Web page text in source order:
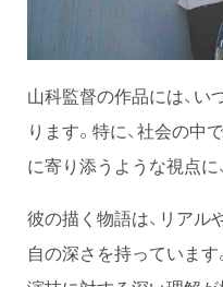
山科監督の作品には、
ります。特に、社会の中
に寄り添うような視点に
彼の描く物語は、リアル
自の深さを持っていま